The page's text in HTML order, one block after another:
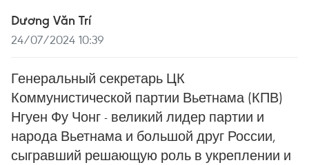
Dương Văn Trí
24/07/2024 10:39
Генеральный секретарь ЦК
Коммунистической партии Вьетнама (КПВ)
Нгуен Фу Чонг - великий лидер партии и
народа Вьетнама и большой друг России,
сыгравший решающую роль в укреплении и